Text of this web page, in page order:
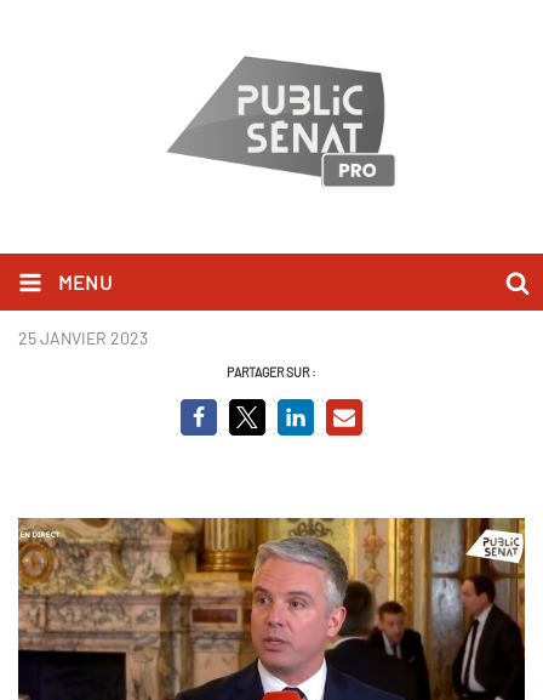
MENU
JC Combe - QAG.PNG
25 JANVIER 2023
PARTAGER SUR :